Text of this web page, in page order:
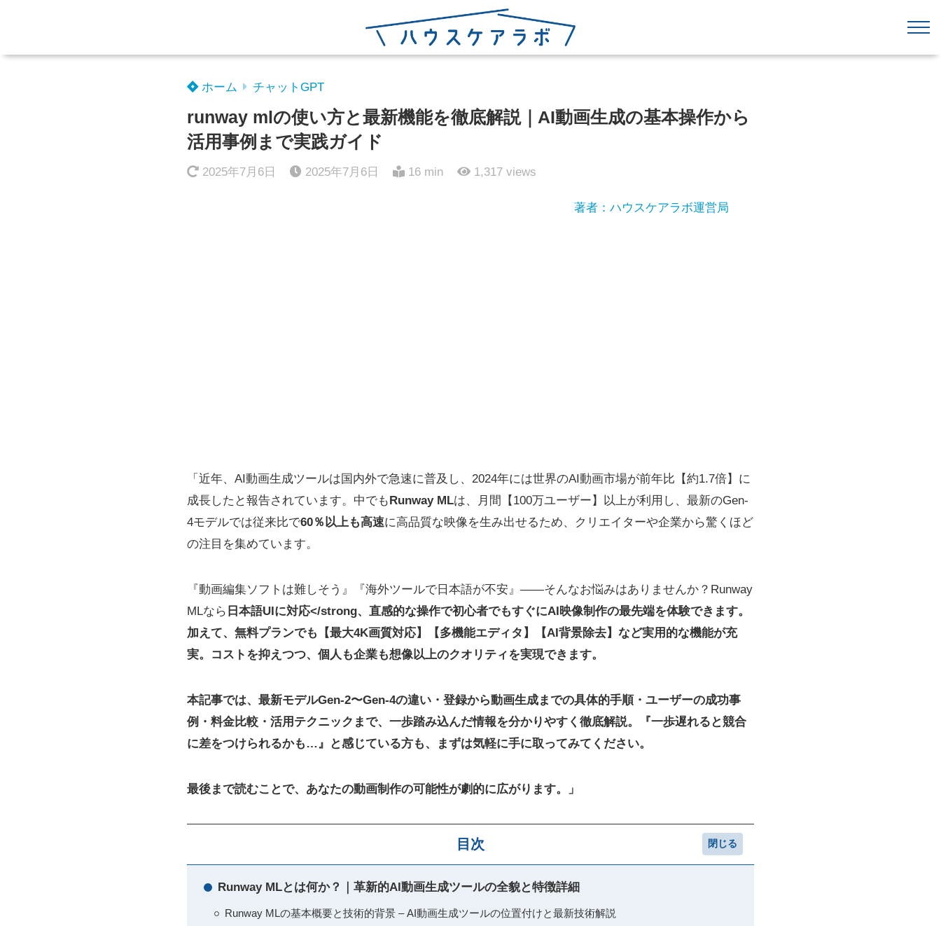
ホーム チャットGPT
runway mlの使い方と最新機能を徹底解説｜AI動画生成の基本操作から
活用事例まで実践ガイド
2025年7月6日 2025年7月6日 16 min 1,317 views
著者：ハウスケアラボ運営局
「近年、AI動画生成ツールは国内外で急速に普及し、2024年には世界のAI動画市場が前年比【約1.7倍】に
成長したと報告されています。中でもRunway MLは、月間【100万ユーザー】以上が利用し、最新のGen-
4モデルでは従来比で60％以上も高速に高品質な映像を生み出せるため、クリエイターや企業から驚くほど
の注目を集めています。
『動画編集ソフトは難しそう』『海外ツールで日本語が不安』――そんなお悩みはありませんか？Runway
MLなら 日本語UIに対応</strong、直感的な操作で初心者でもすぐにAI映像制作の最先端を体験できます。
加えて、無料プランでも【最大4K画質対応】【多機能エディタ】【AI背景除去】など実用的な機能が充
実。コストを抑えつつ、個人も企業も想像以上のクオリティを実現できます。
本記事では、 最新モデルGen-2〜Gen-4の違い ・登録から動画生成までの具体的手順・ユーザーの成功事
例・料金比較・活用テクニックまで、一歩踏み込んだ情報を分かりやすく徹底解説。『一歩遅れると競合
に差をつけられるかも…』と感じている方も、まずは気軽に手に取ってみてください。
最後まで読むことで、あなたの動画制作の可能性が劇的に広がります。」
目次
Runway MLとは何か？｜革新的AI動画生成ツールの全貌と特徴詳細
Runway MLの基本概要と技術的背景 – AI動画生成ツールの位置付けと最新技術解説